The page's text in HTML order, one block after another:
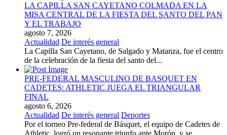
LA CAPILLA SAN CAYETANO COLMADA EN LA
MISA CENTRAL DE LA FIESTA DEL SANTO DEL PAN
Y EL TRABAJO
agosto 7, 2026
Actualidad De interés general
La Capilla San Cayetano, de Salgado y Matanza, fue el centro
de la celebración de la fiesta del santo del...
PRE-FEDERAL MASCULINO DE BASQUET EN
CADETES: ATHLETIC JUEGA EL TRIANGULAR
FINAL
agosto 6, 2026
Actualidad De interés general Deportes
Por el torneo Pre-federal de Básquet, el equipo de Cadetes de
Athletic, logró un resonante triunfo ante Morón, y se...